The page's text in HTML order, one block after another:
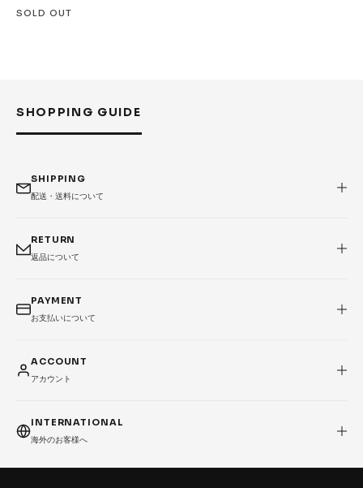
SOLD OUT
SHOPPING GUIDE
SHIPPING
配送・送料について
RETURN
返品について
PAYMENT
お支払いについて
ACCOUNT
アカウント
INTERNATIONAL
海外のお客様へ